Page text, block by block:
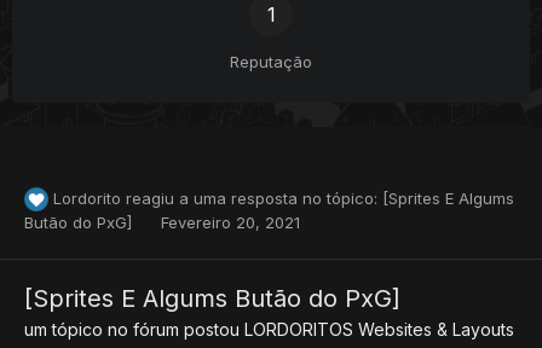
1
Reputação
Lordorito reagiu a uma resposta no tópico: [Sprites E Algums
Butão do PxG]
Fevereiro 20, 2021
[Sprites E Algums Butão do PxG]
um tópico no fórum postou LORDORITOS Websites & Layouts